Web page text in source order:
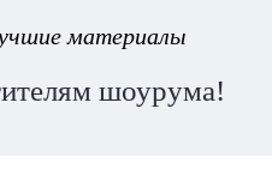
материалы
шоурума!